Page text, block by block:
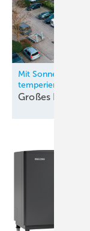
Mit Sonnenstrom
temperiert
Großes